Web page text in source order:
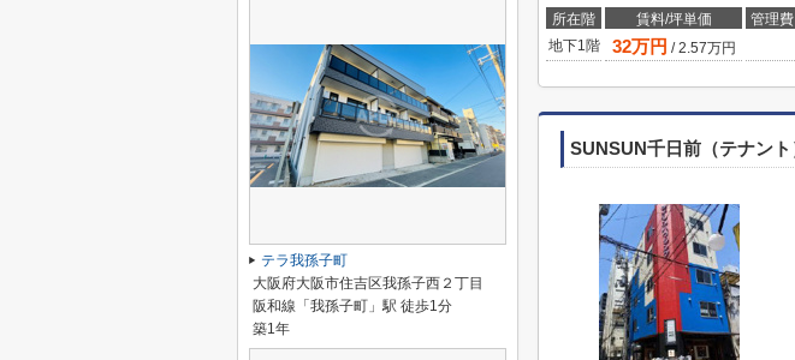
所在階 賃料/坪単価 管理
地下1階
32万円 /2.57万円
SUNSUN千日前（テナント
テラ我孫子町
大阪府大阪市住吉区我孫子西２丁目
阪和線「我孫子町」駅 徒歩1分
築1年